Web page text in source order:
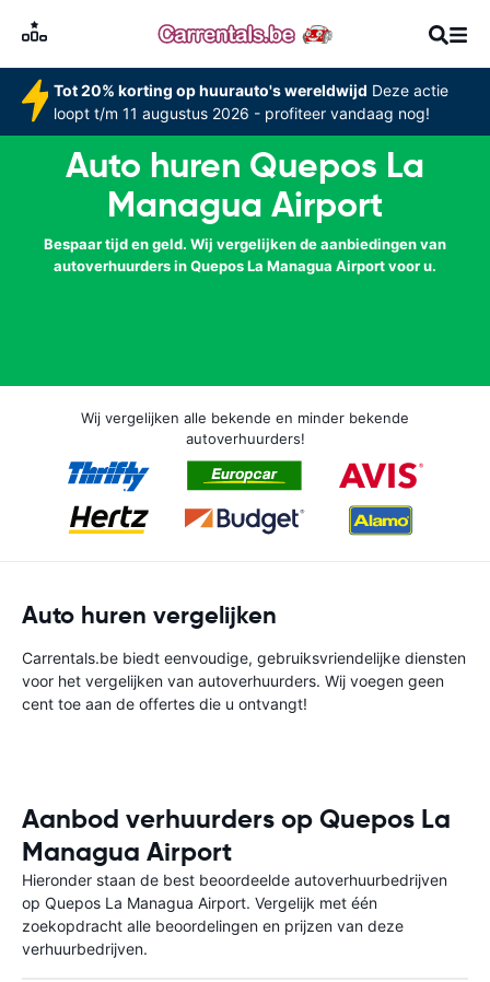
Tot 20% korting op huurauto's wereldwijd Deze actie
loopt t/m 11 augustus 2026 - profiteer vandaag nog!
Auto huren Quepos La
Managua Airport
Bespaar tijd en geld. Wij vergelijken de aanbiedingen van
autoverhuurders in Quepos La Managua Airport voor u.
Wij vergelijken alle bekende en minder bekende
autoverhuurders!
Auto huren vergelijken
Carrentals.be biedt eenvoudige, gebruiksvriendelijke diensten
voor het vergelijken van autoverhuurders. Wij voegen geen
cent toe aan de offertes die u ontvangt!
Aanbod verhuurders op Quepos La
Managua Airport
Hieronder staan de best beoordeelde autoverhuurbedrijven
op Quepos La Managua Airport. Vergelijk met één
zoekopdracht alle beoordelingen en prijzen van deze
verhuurbedrijven.